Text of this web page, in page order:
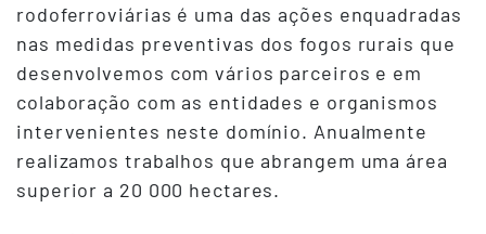
rodoferroviárias é uma das ações enquadradas
nas medidas preventivas dos fogos rurais que
desenvolvemos com vários parceiros e em
colaboração com as entidades e organismos
intervenientes neste domínio. Anualmente
realizamos trabalhos que abrangem uma área
superior a 20 000 hectares.